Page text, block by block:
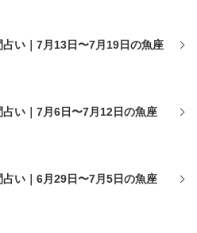
い｜7月13日〜7月19日の魚座
い｜7月6日〜7月12日の魚座
い｜6月29日〜7月5日の魚座